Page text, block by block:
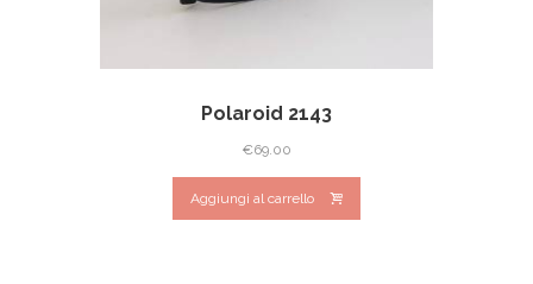
Polaroid 2143
€69.00
Aggiungi al carrello